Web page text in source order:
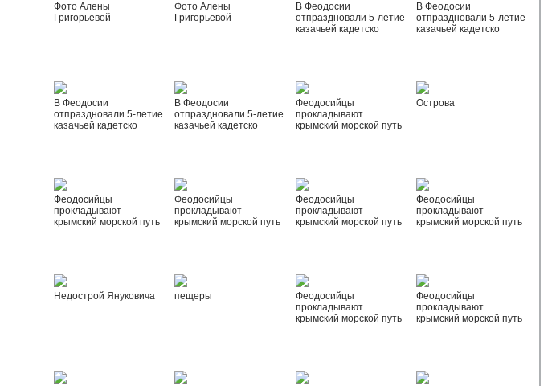
Фото Алены
Григорьевой
Фото Алены
Григорьевой
В Феодосии
отпраздновали 5-летие
казачьей кадетско
В Феодосии
отпраздновали 5-летие
казачьей кадетско
В Феодосии
отпраздновали 5-летие
казачьей кадетско
В Феодосии
отпраздновали 5-летие
казачьей кадетско
Феодосийцы
прокладывают
крымский морской путь
Острова
Феодосийцы
прокладывают
крымский морской путь
Феодосийцы
прокладывают
крымский морской путь
Феодосийцы
прокладывают
крымский морской путь
Феодосийцы
прокладывают
крымский морской путь
Недострой Януковича пещеры
Феодосийцы
прокладывают
крымский морской путь
Феодосийцы
прокладывают
крымский морской путь